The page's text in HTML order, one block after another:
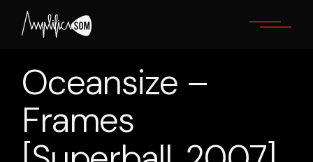
content
Oceansize –
Frames